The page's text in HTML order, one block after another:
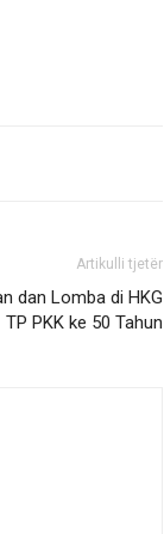
Artikulli tjetër
dan Lomba di HKG
TP PKK ke 50 Tahun